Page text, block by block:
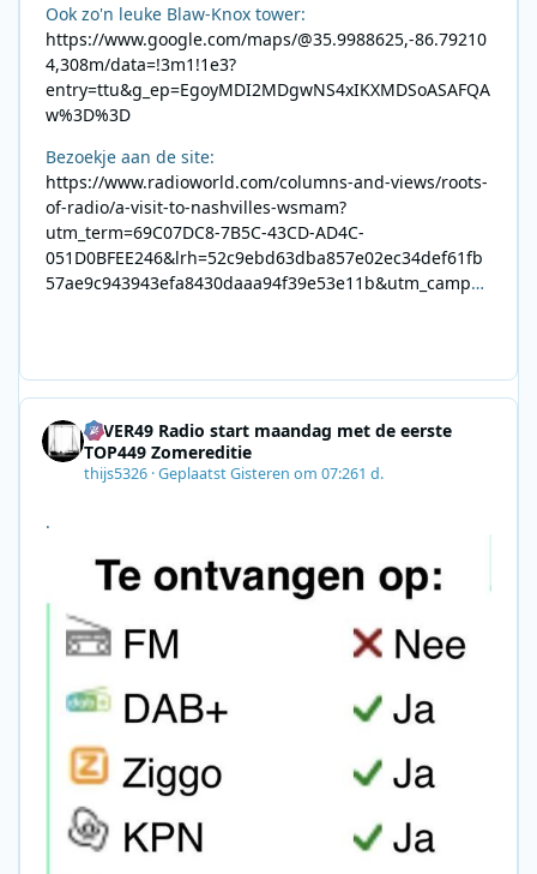
Ook zo'n leuke Blaw-Knox tower:
https://www.google.com/maps/@35.9988625,-86.79210
4,308m/data=!3m1!1e3?
entry=ttu&g_ep=EgoyMDI2MDgwNS4xIKXMDSoASAFQA
w%3D%3D
Bezoekje aan de site:
https://www.radioworld.com/columns-and-views/roots-
of-radio/a-visit-to-nashvilles-wsmam?
utm_term=69C07DC8-7B5C-43CD-AD4C-
051D0BFEE246&lrh=52c9ebd63dba857e02ec34def61fb
57ae9c943943efa8430daaa94f39e53e11b&utm_campai
8F09201A140D&utm_source=SmartBrief
4EVER49 Radio start maandag met de eerste
TOP449 Zomereditie
thijs5326 ·GeplaatstGisteren om 07:261 d.
.